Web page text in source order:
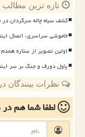
تازه ترین
کشف سیاه چاله سرگردان
خاموشی سراسری، اتصال
اولین تصویر از ستاره همدم
پاول دورف و جنگ بر سر
نظرات بینندگان
لطفا شما هم